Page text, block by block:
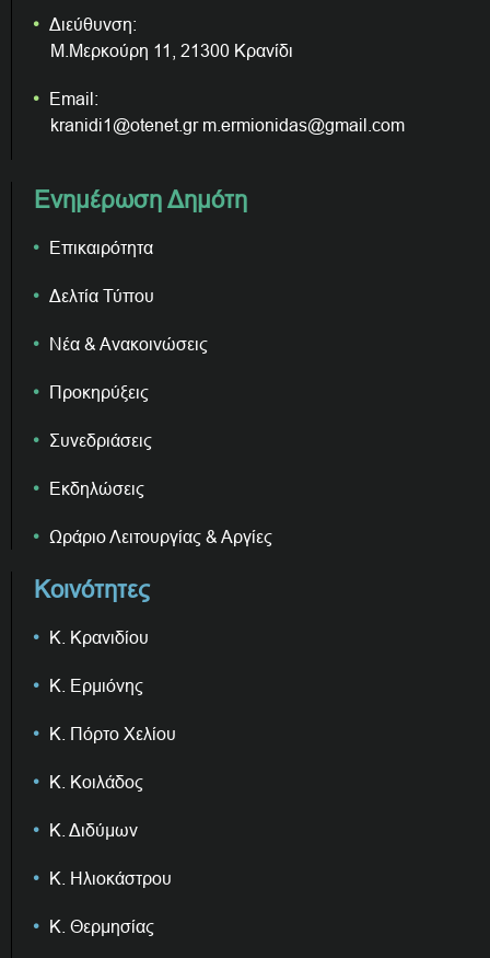
Διεύθυνση:
Μ.Μερκούρη 11, 21300 Κρανίδι
Email:
kranidi1@otenet.gr m.ermionidas@gmail.com
Ενημέρωση Δημότη
Επικαιρότητα
Δελτία Τύπου
Νέα & Ανακοινώσεις
Προκηρύξεις
Συνεδριάσεις
Εκδηλώσεις
Ωράριο Λειτουργίας & Αργίες
Κοινότητες
Κ. Κρανιδίου
Κ. Ερμιόνης
Κ. Πόρτο Χελίου
Κ. Κοιλάδος
Κ. Διδύμων
Κ. Ηλιοκάστρου
Κ. Θερμησίας